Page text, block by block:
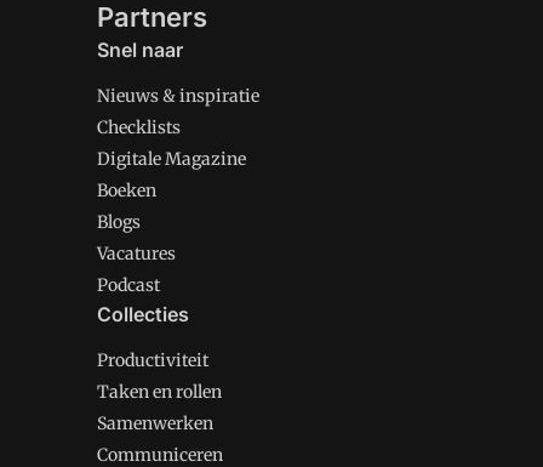
Partners
Snel naar
Nieuws & inspiratie
Checklists
Digitale Magazine
Boeken
Blogs
Vacatures
Podcast
Collecties
Productiviteit
Taken en rollen
Samenwerken
Communiceren